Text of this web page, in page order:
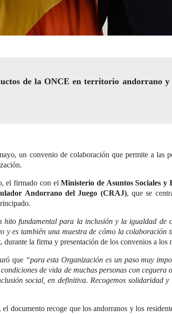
de la ONCE en territorio andorrano y
un convenio de colaboración que permite a las
el firmado con elMinisterio de Asuntos Sociales y
Andorrano del Juego (CRAJ), que se
fundamental para la inclusión y la igualdad de
y es también una muestra de cómo la
, durante la firma y presentación de los convenios a los
que “para esta Organización es un paso muy
de vida de muchas personas con ceguera
social, en definitiva. Recogemos solidaridad
documento recoge que los andorranos y los